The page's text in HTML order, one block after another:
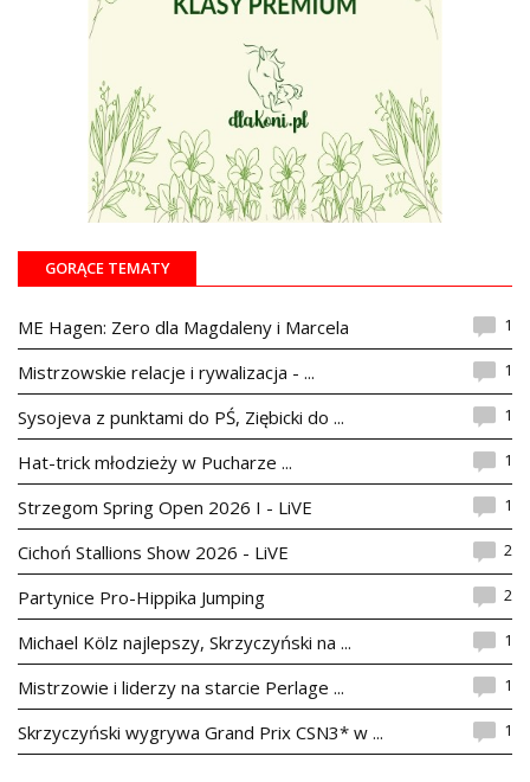
GORĄCE TEMATY
ME Hagen: Zero dla Magdaleny i Marcela 1
Mistrzowskie relacje i rywalizacja - ... 1
Sysojeva z punktami do PŚ, Ziębicki do ... 1
Hat-trick młodzieży w Pucharze ... 1
Strzegom Spring Open 2026 I - LiVE 1
Cichoń Stallions Show 2026 - LiVE 2
Partynice Pro-Hippika Jumping 2
Michael Kölz najlepszy, Skrzyczyński na ... 1
Mistrzowie i liderzy na starcie Perlage ... 1
Skrzyczyński wygrywa Grand Prix CSN3* w ... 1